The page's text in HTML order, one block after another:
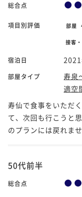
総合点
項目別評価 部屋
接客
宿泊日
部屋タイプ
寿泉
適空
寿仙で食事をいただ
て、次回も行こうと
のプランには戻れませ
50代前半
総合点